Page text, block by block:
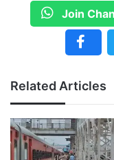
शुरू कर दी है।
जुटाने के लिए कई
तलाश कर रही है।
टिकरापारा थाना
और स्थानीय लोगों
है। पुलिस का कहना
Join
Related Articles